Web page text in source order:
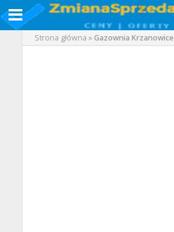
Strona główna »Gazownia Krzanowice